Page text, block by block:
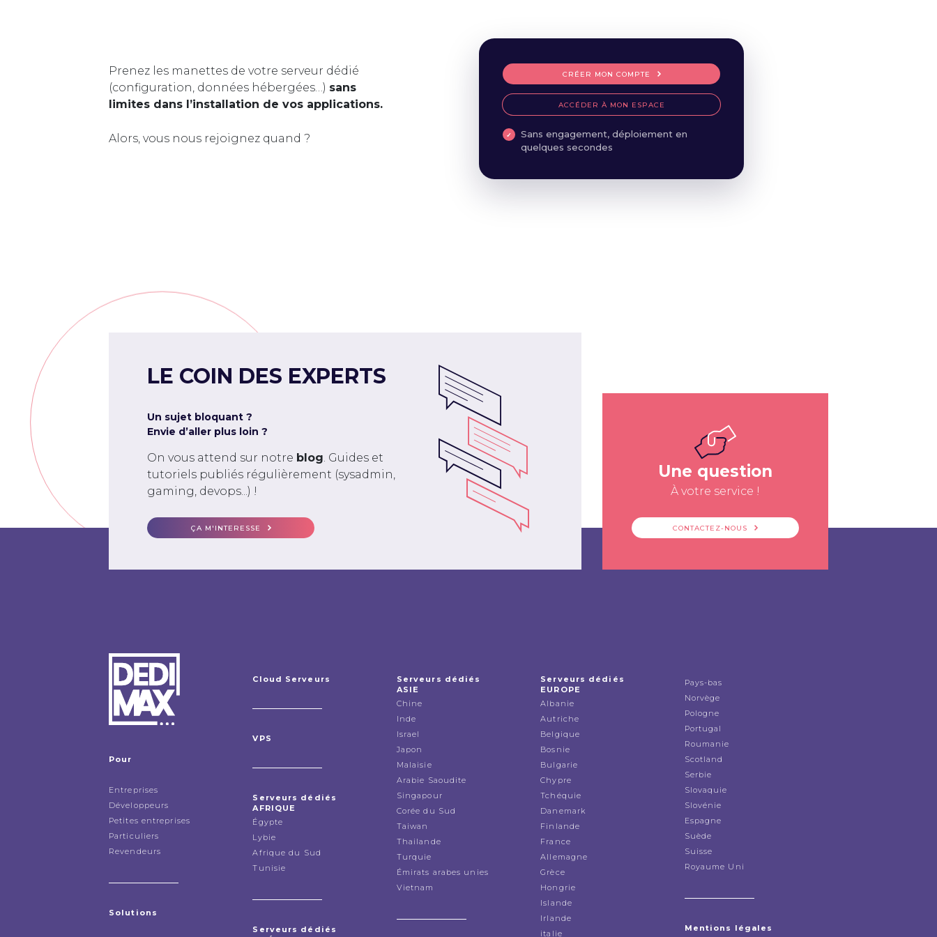
Prenez les manettes de votre serveur dédié
(configuration, données hébergées…) sans
limites dans l’installation de vos applications.
Alors, vous nous rejoignez quand ?
CRÉER MON COMPTE
ACCÉDER À MON ESPACE
Sans engagement, déploiement en
quelques secondes
LE COIN DES EXPERTS
Un sujet bloquant ?
Envie d’aller plus loin ?
On vous attend sur notre blog. Guides et
tutoriels publiés régulièrement (sysadmin,
gaming, devops...) !
ÇA M'INTERESSE
Une question
À votre service !
CONTACTEZ-NOUS
Pour
Entreprises
Développeurs
Petites entreprises
Particuliers
Revendeurs
Solutions
Cloud Serveurs
VPS
Serveurs dédiés
AFRIQUE
Égypte
Lybie
Afrique du Sud
Tunisie
Serveurs dédiés
Serveurs dédiés
ASIE
Chine
Inde
Israel
Japon
Malaisie
Arabie Saoudite
Singapour
Corée du Sud
Taiwan
Thailande
Turquie
Émirats arabes unies
Vietnam
Serveurs dédiés
EUROPE
Albanie
Autriche
Belgique
Bosnie
Bulgarie
Chypre
Tchéquie
Danemark
Finlande
France
Allemagne
Grèce
Hongrie
Islande
Irlande
italie
Pays-bas
Norvège
Pologne
Portugal
Roumanie
Scotland
Serbie
Slovaquie
Slovénie
Espagne
Suède
Suisse
Royaume Uni
Mentions légales